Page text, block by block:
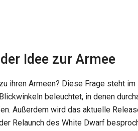
Idee zur Armee
ihren Armeen? Diese Frage steht
beleuchtet, in denen
Außerdem wird das aktuelle
Relaunch des White Dwarf